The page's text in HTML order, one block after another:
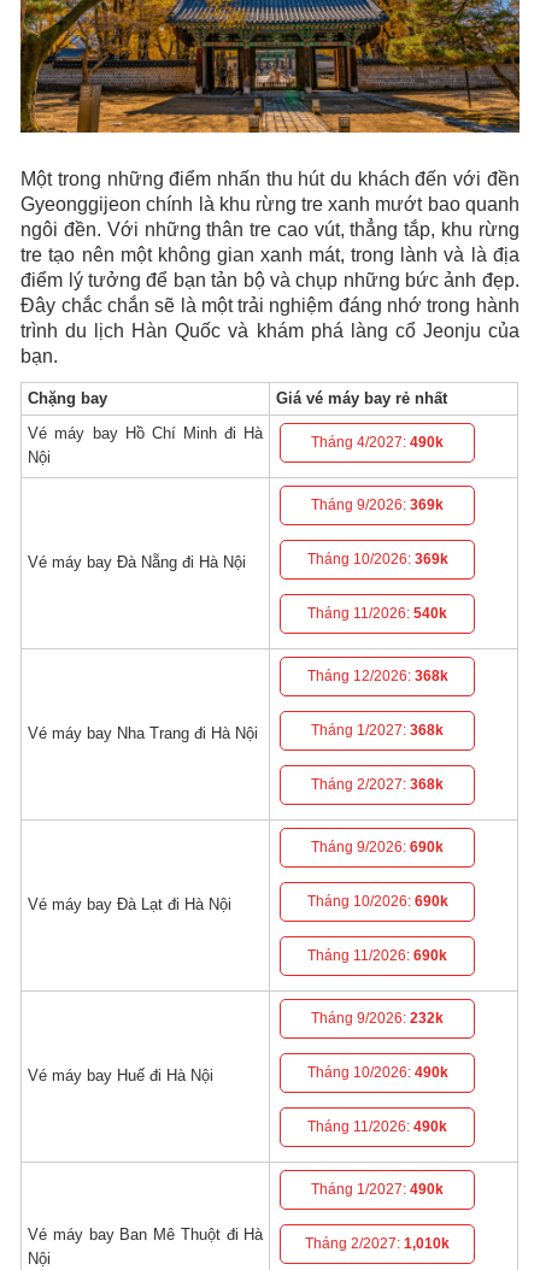
Một trong những điểm nhấn thu hút du khách đến với đền
Gyeonggijeon chính là khu rừng tre xanh mướt bao quanh
ngôi đền. Với những thân tre cao vút, thẳng tắp, khu rừng
tre tạo nên một không gian xanh mát, trong lành và là địa
điểm lý tưởng để bạn tản bộ và chụp những bức ảnh đẹp.
Đây chắc chắn sẽ là một trải nghiệm đáng nhớ trong hành
trình du lịch Hàn Quốc và khám phá làng cổ Jeonju của
bạn.
Chặng bay
Giá vé máy bay rẻ nhất
Vé máy bay Hồ Chí Minh đi Hà
Nội
Tháng 4/2027:490k
Vé máy bay Đà Nẵng đi Hà Nội
Tháng 9/2026:369k
Tháng 10/2026: 369k
Tháng 11/2026:540k
Vé máy bay Nha Trang đi Hà Nội
Tháng 12/2026: 368k
Tháng 1/2027:368k
Tháng 2/2027:368k
Vé máy bay Đà Lạt đi Hà Nội
Tháng 9/2026:690k
Tháng 10/2026: 690k
Tháng 11/2026:690k
Vé máy bay Huế đi Hà Nội
Tháng 9/2026:232k
Tháng 10/2026: 490k
Tháng 11/2026:490k
Vé máy bay Ban Mê Thuột đi Hà
Nội
Tháng 1/2027:490k
Tháng 2/2027:1,010k